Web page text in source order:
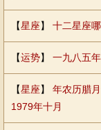
【星座】 十二星座
【运势】 一九八五
【星座】 年农历腊
1979年十月